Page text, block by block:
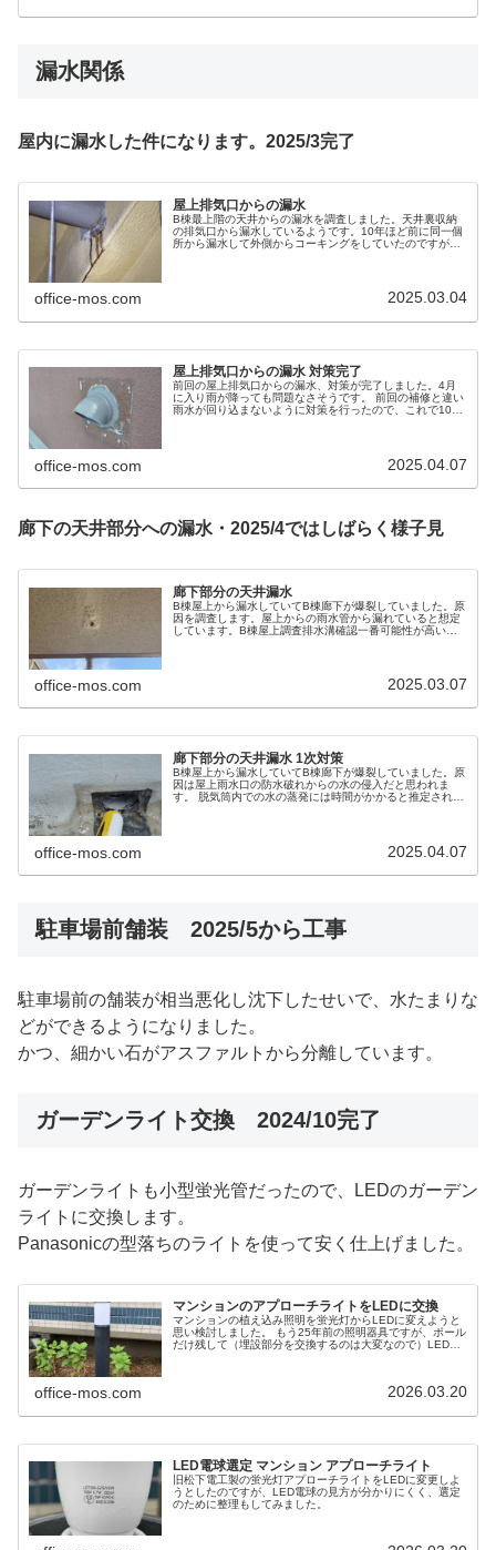
漏水関係
屋内に漏水した件になります。2025/3完了
屋上排気口からの漏水
B棟最上階の天井からの漏水を調査しました。天井裏収納
の排気口から漏水しているようです。10年ほど前に同一個
所から漏水して外側からコーキングをしていたのですが、
office-mos.com 2025.03.04
屋上排気口からの漏水 対策完了
前回の屋上排気口からの漏水、対策が完了しました。4月
に入り雨が降っても問題なさそうです。 前回の補修と違い
雨水が回り込まないように対策を行ったので、これで10年
office-mos.com 2025.04.07
廊下の天井部分への漏水・2025/4ではしばらく様子見
廊下部分の天井漏水
B棟屋上から漏水していてB棟廊下が爆裂していました。原
因を調査します。屋上からの雨水管から漏れていると想定
しています。B棟屋上調査排水溝確認一番可能性が高い雨
office-mos.com 2025.03.07
廊下部分の天井漏水 1次対策
B棟屋上から漏水していてB棟廊下が爆裂していました。原
因は屋上雨水口の防水破れからの水の侵入だと思われま
す。 脱気筒内での水の蒸発には時間がかかると推定される
office-mos.com 2025.04.07
駐車場前舗装 2025/5から工事
駐車場前の舗装が相当悪化し沈下したせいで、水たまりな
どができるようになりました。
かつ、細かい石がアスファルトから分離しています。
ガーデンライト交換 2024/10完了
ガーデンライトも小型蛍光管だったので、LEDのガーデン
ライトに交換します。
Panasonicの型落ちのライトを使って安く仕上げました。
マンションのアプローチライトをLEDに交換
マンションの植え込み照明を蛍光灯からLEDに変えようと
思い検討しました。 もう25年前の照明器具ですが、ポール
だけ残して（埋設部分を交換するのは大変なので）LED化
office-mos.com 2026.03.20
LED電球選定 マンション アプローチライト
旧松下電工製の蛍光灯アプローチライトをLEDに変更しよ
うとしたのですが、LED電球の見方が分かりにくく、選定
のために整理もしてみました。